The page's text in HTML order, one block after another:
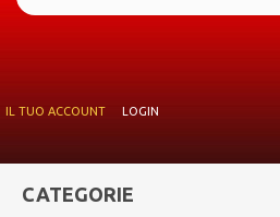
IL TUO ACCOUNT
LOGIN
CATEGORIE